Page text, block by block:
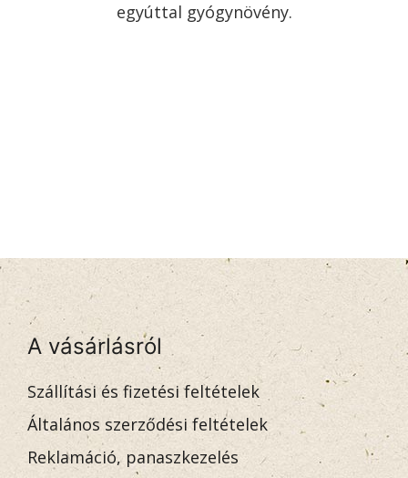
egyúttal gyógynövény.
A vásárlásról
Szállítási és fizetési feltételek
Általános szerződési feltételek
Reklamáció, panaszkezelés